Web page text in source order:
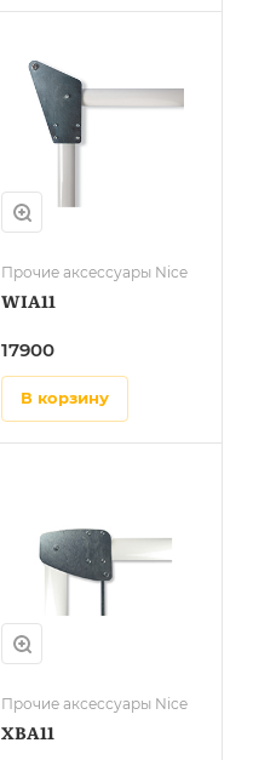
Прочие аксессуары Nice
WIA11
17900
в корзину
Прочие аксессуары Nice
XBA11